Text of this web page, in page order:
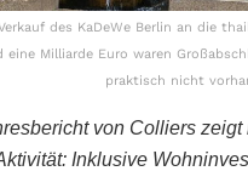
des KaDeWe Berlin an die
eine Milliarde Euro waren
praktisch nicht
von Colliers zeigt
Inklusive